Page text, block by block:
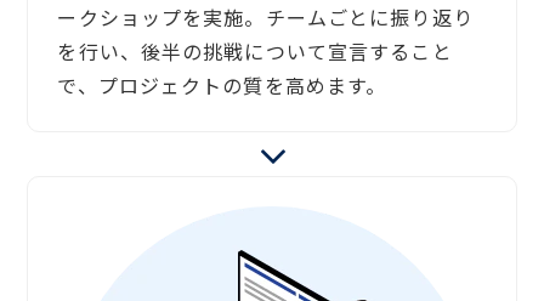
ークショップを実施。チームごとに振り返り
を行い、後半の挑戦について宣言すること
で、プロジェクトの質を高めます。